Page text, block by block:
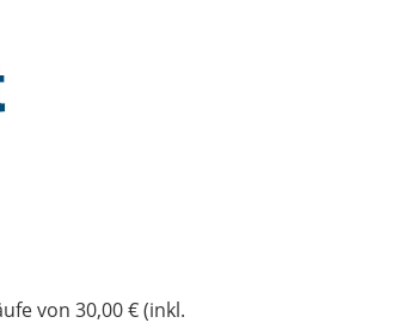
von 30,00 € (inkl.